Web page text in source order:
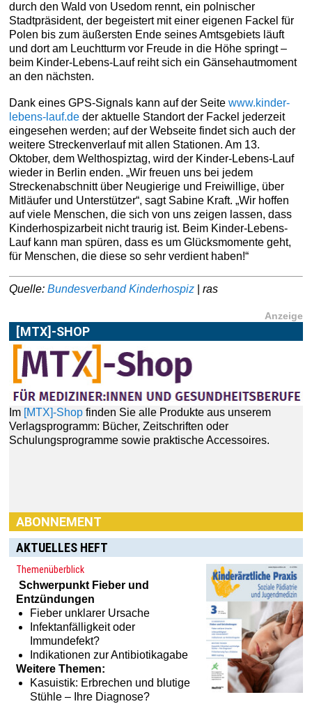
durch den Wald von Usedom rennt, ein polnischer
Stadtpräsident, der begeistert mit einer eigenen Fackel für
Polen bis zum äußersten Ende seines Amtsgebiets läuft
und dort am Leuchtturm vor Freude in die Höhe springt –
beim Kinder-Lebens-Lauf reiht sich ein Gänsehautmoment
an den nächsten.
Dank eines GPS-Signals kann auf der Seitewww.kinder-
lebens-lauf.de der aktuelle Standort der Fackel jederzeit
eingesehen werden; auf der Webseite findet sich auch der
weitere Streckenverlauf mit allen Stationen. Am 13.
Oktober, dem Welthospiztag, wird der Kinder-Lebens-Lauf
wieder in Berlin enden. „Wir freuen uns bei jedem
Streckenabschnitt über Neugierige und Freiwillige, über
Mitläufer und Unterstützer“, sagt Sabine Kraft. „Wir hoffen
auf viele Menschen, die sich von uns zeigen lassen, dass
Kinderhospizarbeit nicht traurig ist. Beim Kinder-Lebens-
Lauf kann man spüren, dass es um Glücksmomente geht,
für Menschen, die diese so sehr verdient haben!“
Quelle:Bundesverband Kinderhospiz |ras
Anzeige
[MTX]-SHOP
Im [MTX]-Shop finden Sie alle Produkte aus unserem
Verlagsprogramm: Bücher, Zeitschriften oder
Schulungsprogramme sowie praktische Accessoires.
ABONNEMENT
AKTUELLES HEFT
Themenüberblick
Schwerpunkt Fieber und
Entzündungen
Fieber unklarer Ursache
Infektanfälligkeit oder
Immundefekt?
Indikationen zur Antibiotikagabe
Weitere Themen:
Kasuistik: Erbrechen und blutige
Stühle – Ihre Diagnose?